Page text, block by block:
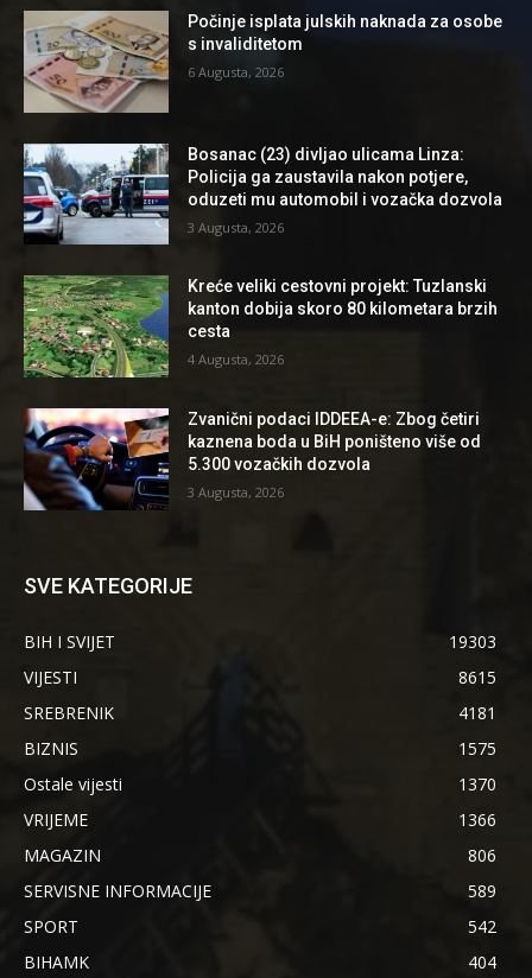
Počinje isplata julskih naknada za osobe
s invaliditetom
6 Augusta, 2026
Bosanac (23) divljao ulicama Linza:
Policija ga zaustavila nakon potjere,
oduzeti mu automobil i vozačka dozvola
3 Augusta, 2026
Kreće veliki cestovni projekt: Tuzlanski
kanton dobija skoro 80 kilometara brzih
cesta
4 Augusta, 2026
Zvanični podaci IDDEEA-e: Zbog četiri
kaznena boda u BiH poništeno više od
5.300 vozačkih dozvola
3 Augusta, 2026
SVE KATEGORIJE
BIH I SVIJET
19303
VIJESTI
8615
SREBRENIK
4181
BIZNIS
1575
Ostale vijesti
1370
VRIJEME
1366
MAGAZIN
806
SERVISNE INFORMACIJE
589
SPORT
542
BIHAMK
404